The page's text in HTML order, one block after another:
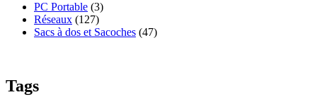
PC Portable (3)
Réseaux (127)
Sacs à dos et Sacoches (47)
Tags